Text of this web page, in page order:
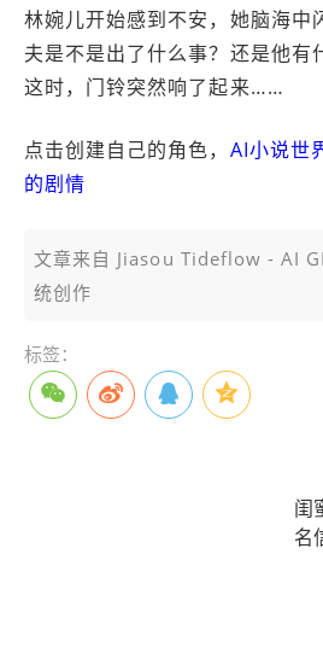
林婉儿开始感到不安，她脑海中
夫是不是出了什么事？还是他有
这时，门铃突然响了起来……
点击创建自己的角色， AI小说世
的剧情
文章来自 Jiasou Tideflow - AI
统创作
标签：
闺
名